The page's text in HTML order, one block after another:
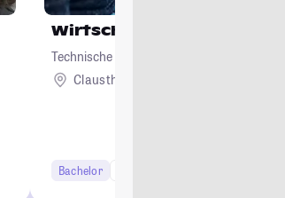
Technische Universität Clausthal
Clausthal-Zellerfeld
Bachelor